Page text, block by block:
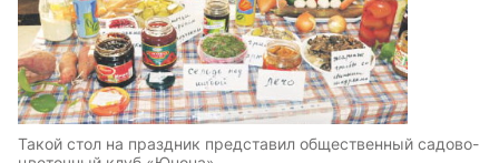
Такой стол на праздник представил общественный садово-